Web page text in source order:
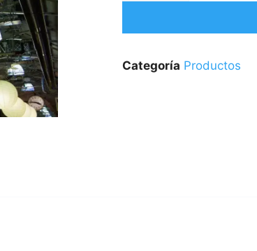
Categoría Productos